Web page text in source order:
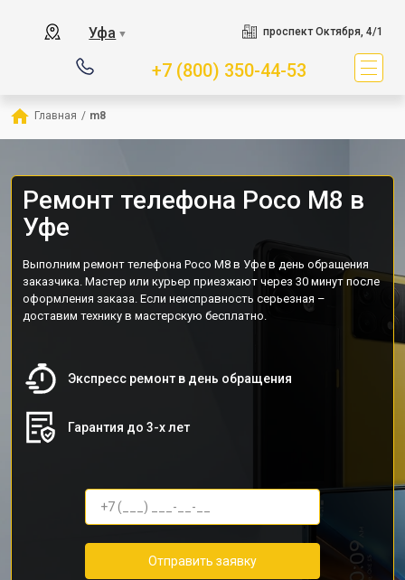
Уфа ▼ проспект Октября, 4/1
+7 (800) 350-44-53
Главная / m8
Ремонт телефона Poco M8 в
Уфе
Выполним ремонт телефона Poco M8 в Уфе в день обращения
заказчика. Мастер или курьер приезжают через 30 минут после
оформления заказа. Если неисправность серьезная –
доставим технику в мастерскую бесплатно.
Экспресс ремонт в день обращения
Гарантия до 3-х лет
Отправить заявку